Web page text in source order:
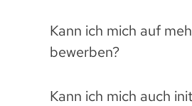
Kann ich mich auf
bewerben?
Kann ich mich auch